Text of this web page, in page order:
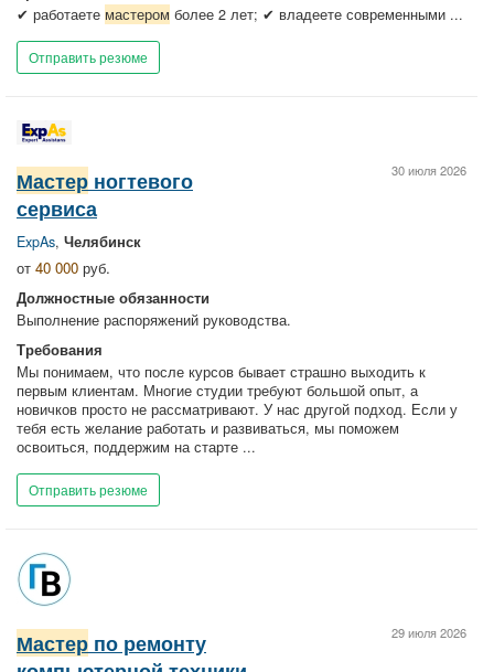
✔ работаете мастером более 2 лет; ✔ владеете современными ...
Отправить резюме
30 июля 2026
Мастер ногтевого
сервиса
ExpAs, Челябинск
от 40 000 руб.
Должностные обязанности
Выполнение распоряжений руководства.
Требования
Мы понимаем, что после курсов бывает страшно выходить к
первым клиентам. Многие студии требуют большой опыт, а
новичков просто не рассматривают. У нас другой подход. Если у
тебя есть желание работать и развиваться, мы поможем
освоиться, поддержим на старте ...
Отправить резюме
29 июля 2026
Мастер по ремонту